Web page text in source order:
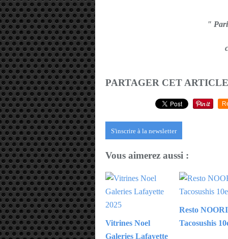
"
PARTAGER CET ARTICLE
S'inscrire à la newsletter
Vous aimerez aussi :
Vitrines Noel
Galeries Lafayette
Resto NOORI
Tacosushis